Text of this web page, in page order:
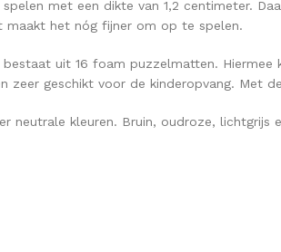
met een dikte van 1,2 centimeter.
maakt het nóg fijner om op te spelen.
uit 16 foam puzzelmatten.
zeer geschikt voor de kinderopvang. Met
neutrale kleuren. Bruin, oudroze,